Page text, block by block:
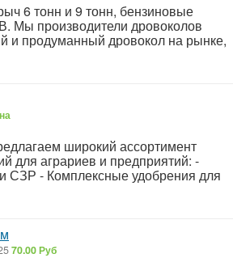
6 тонн и 9 тонн, бензиновые
Мы производители дровоколов
и продуманный дровокол на рынке,
широкий ассортимент
для аграриев и предприятий: -
СЗР - Комплексные удобрения для
70.00 Руб